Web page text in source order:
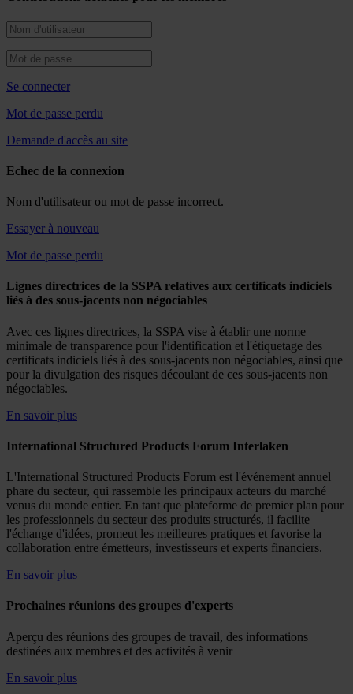
Se connecter
Mot de passe perdu
Demande d'accès au site
Echec de la connexion
Nom d'utilisateur ou mot de passe incorrect.
Essayer à nouveau
Mot de passe perdu
Lignes directrices de la SSPA relatives aux certificats indiciels
liés à des sous-jacents non négociables
Avec ces lignes directrices, la SSPA vise à établir une norme
minimale de transparence pour l'identification et l'étiquetage des
certificats indiciels liés à des sous-jacents non négociables, ainsi que
pour la divulgation des risques découlant de ces sous-jacents non
négociables.
En savoir plus
International Structured Products Forum Interlaken
L'International Structured Products Forum est l'événement annuel
phare du secteur, qui rassemble les principaux acteurs du marché
venus du monde entier. En tant que plateforme de premier plan pour
les professionnels du secteur des produits structurés, il facilite
l'échange d'idées, promeut les meilleures pratiques et favorise la
collaboration entre émetteurs, investisseurs et experts financiers.
En savoir plus
Prochaines réunions des groupes d'experts
Aperçu des réunions des groupes de travail, des informations
destinées aux membres et des activités à venir
En savoir plus